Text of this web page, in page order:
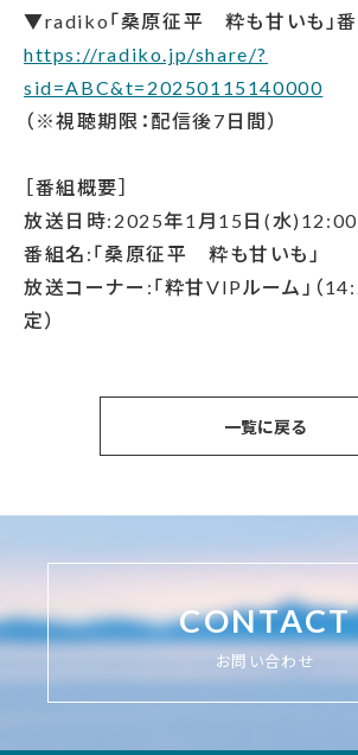
▼radiko「桑原征平 粋も甘いも」
https://radiko.jp/share/?
sid=ABC&t=20250115140000
（※視聴期限：配信後7日間）
［番組概要］
放送日時:2025年1月15日(水
番組名:「桑原征平 粋も甘いも」
放送コーナー:「粋甘VIPルーム」（
定）
一覧に戻る
CONTACT
お問い合わせ